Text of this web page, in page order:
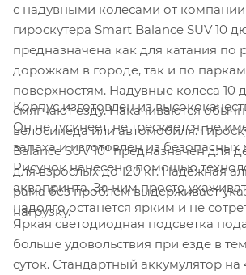
с надувными колесами от
гироскутера Smart Balance SUV 10
предназначена как для катания по
дорожкам в городе, так и по
поверхностям. Надувные колеса 10
смягчают езду. Накачиваются
велосипеда или автомобиля.
Balance SUV 10" предназначен для
для взрослых до 120 кг. Надежная
рама без проблем выдерживает
нагрузку.
Корпус изготовлен из
Он не тускнеет, не трескается, не
запаха и изготовлен из безопасных
Рисунок нанесен с помощью
аквапринта. За ним просто
надолго останется ярким и не
Яркая светодиодная подсветка
больше удовольствия при езде в
суток. Стандартный аккумулятор на